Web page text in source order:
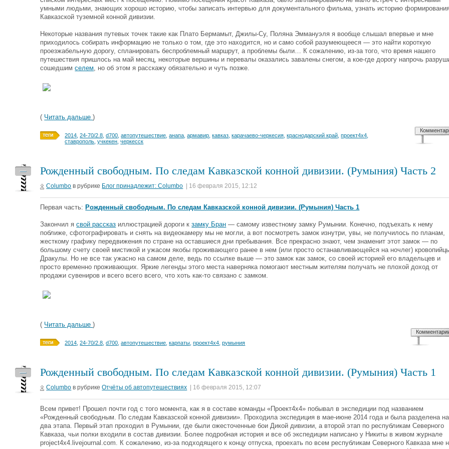
умными людьми, знающих хорошо историю, чтобы записать интервью для документального фильма, узнать историю
Кавказской туземной конной дивизии.
Некоторые названия путевых точек такие как Плато Бермамыт, Джилы-Су, Поляна Эммануэля я вообще слышал впервые и мне
приходилось собирать информацию не только о том, где это находится, но и само собой разумеющееся — это найти короткую
проезжабельную дорогу, спланировать беспроблемный маршрут, а проблемы были… К сожалению, из-за того, что время нашего
путешествия пришлось на май месяц, некоторые вершины и перевалы оказались завалены снегом, а кое-где дорогу напрочь
сошедшимселем, но об этом я расскажу обязательно и чуть позже.
( Читать дальше)
2014 ,24-70/2.8 ,d700 ,автопутешествие ,анапа ,армавир ,кавказ ,карачаево-черкесия ,краснодарский край ,проект4х4
ставрополь ,учкекен ,черкесск
Рожденный свободным. По следам Кавказской конной дивизии. (Румыния) Часть 2
Columbo в рубрике Блог принадлежит: Columbo | 16 февраля 2015, 12:12
Первая часть: Рожденный свободным. По следам Кавказской конной дивизии. (Румыния) Часть 1
Закончил ясвой рассказ иллюстрацией дороги кзамку Бран — самому известному замку Румынии. Конечно, подъехать к нему
поближе, сфотографировать и снять на видеокамеру мы не могли, а вот посмотреть замок изнутри, увы, не получилось по планам,
жесткому графику передвижения по стране на оставшиеся дни пребывания. Все прекрасно знают, чем знаменит этот замок — по
большому счету своей мистикой и ужасом якобы проживающего ранее в нем (или просто останавливающейся на ночлег)
Дракулы. Но не все так ужасно на самом деле, ведь по ссылке выше — это замок как замок, со своей историей его владельцев и
просто временно проживающих. Яркие легенды этого места наверняка помогают местным жителям получать не плохой доход от
продажи сувениров и всего всего всего, что хоть как-то связано с замком.
( Читать дальше)
2014 ,24-70/2.8 ,d700 ,автопутешествие ,карпаты ,проект4х4 ,румыния
—
Рожденный свободным. По следам Кавказской конной дивизии. (Румыния) Часть 1
Columbo в рубрикеОтчёты об автопутешествиях | 16 февраля 2015, 12:07
Всем привет! Прошел почти год с того момента, как я в составе команды «Проект4х4» побывал в экспедиции под названием
«Рожденный свободным. По следам Кавказской конной дивизии». Проходила экспедиция в мае-июне 2014 года и была разделена на
два этапа. Первый этап проходил в Румынии, где были ожесточенные бои Дикой дивизии, а второй этап по республикам Северного
Кавказа, чьи полки входили в состав дивизии. Более подробная история и все об экспедиции написано у Никиты в живом журнале
project4x4.livejournal.com. К сожалению, из-за подходящего к концу отпуска, проехать по всем республикам Северного Кавказа мне
—